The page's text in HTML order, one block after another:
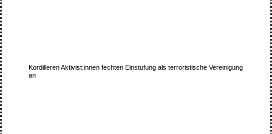
Kordilleren Aktivist:innen fechten Einstufung als terroristische Vereinigung
an